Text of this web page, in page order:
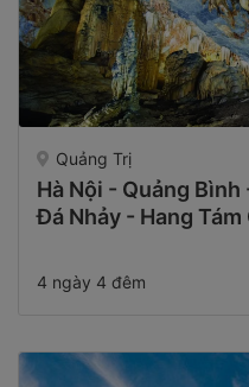
Quảng Trị
Hà Nội - Quảng
Đá Nhảy - Hang Tám
4 ngày 4 đêm